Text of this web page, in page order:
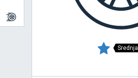
Srednja